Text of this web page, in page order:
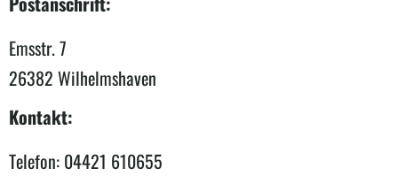
Emsstr. 7
26382 Wilhelmshaven
Kontakt:
Telefon: 04421 610655